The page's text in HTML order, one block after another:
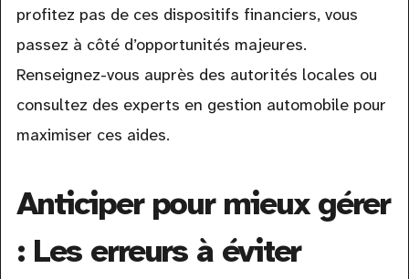
profitez pas de ces dispositifs financiers, vous
passez à côté d’opportunités majeures.
Renseignez-vous auprès des autorités locales ou
consultez des experts en gestion automobile pour
maximiser ces aides.
Anticiper pour mieux gérer
: Les erreurs à éviter